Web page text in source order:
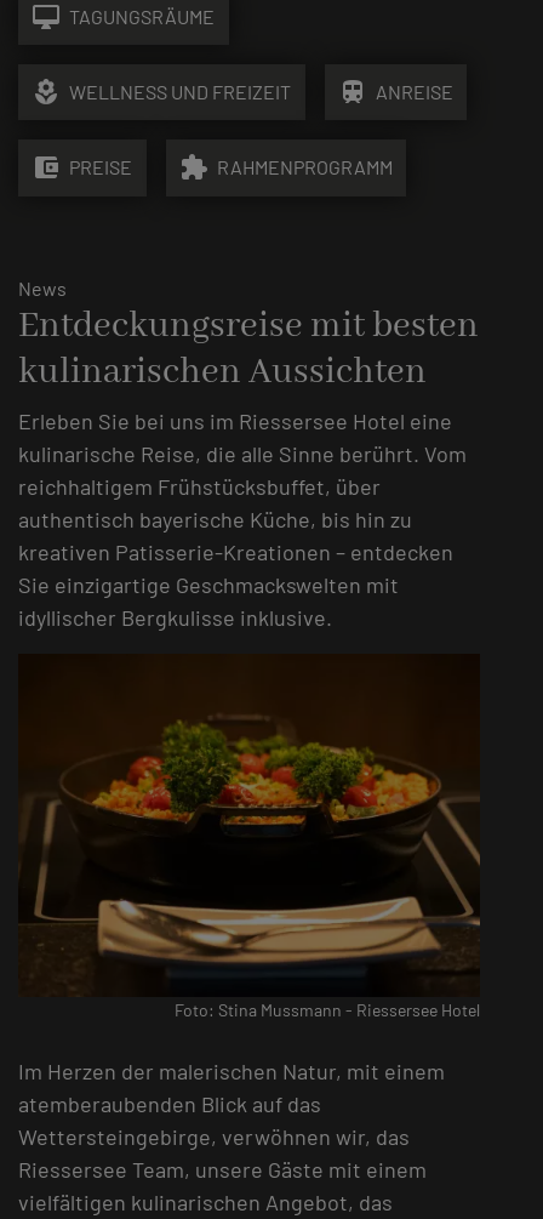
desktop_mac TAGUNGSRÄUME
local_florist WELLNESS UND FREIZEIT train ANREISE
account_balance_wallet PREISE extension RAHMENPROGRAMM
News
Entdeckungsreise mit besten
kulinarischen Aussichten
Erleben Sie bei uns im Riessersee Hotel eine
kulinarische Reise, die alle Sinne berührt. Vom
reichhaltigem Frühstücksbuffet, über
authentisch bayerische Küche, bis hin zu
kreativen Patisserie-Kreationen – entdecken
Sie einzigartige Geschmackswelten mit
idyllischer Bergkulisse inklusive.
Foto: Stina Mussmann - Riessersee Hotel
Im Herzen der malerischen Natur, mit einem
atemberaubenden Blick auf das
Wettersteingebirge, verwöhnen wir, das
Riessersee Team, unsere Gäste mit einem
vielfältigen kulinarischen Angebot, das